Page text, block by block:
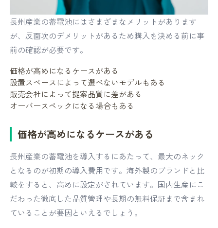
長州産業の蓄電池にはさまざまなメリットがあります
が、反面次のデメリットがあるため購入を決める前に事
前の確認が必要です。
価格が高めになるケースがある
設置スペースによって選べないモデルもある
販売会社によって提案品質に差がある
オーバースペックになる場合もある
価格が高めになるケースがある
長州産業の蓄電池を導入するにあたって、最大のネック
となるのが初期の導入費用です。海外製のブランドと比
較をすると、高めに設定がされています。国内生産にこ
だわった徹底した品質管理や長期の無料保証まで含まれ
ていることが要因といえるでしょう。